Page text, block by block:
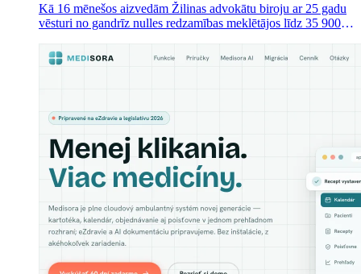
Kā 16 mēnešos aizvedām Žilinas advokātu biroju ar 25 gadu
vēsturi no gandrīz nulles redzamības meklētājos līdz 35 900
līdz 711 klikšķiem vienā vienīgā dienā.